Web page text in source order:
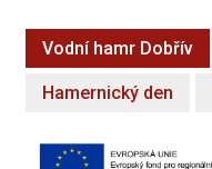
Vodní hamr Dobřív
Hamernický den